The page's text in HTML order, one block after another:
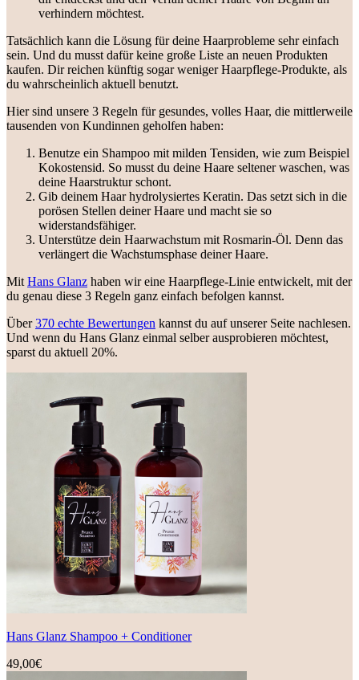
verhindern möchtest.
Tatsächlich kann die Lösung für deine Haarprobleme sehr einfach
sein. Und du musst dafür keine große Liste an neuen Produkten
kaufen. Dir reichen künftig sogar weniger Haarpflege-Produkte, als
du wahrscheinlich aktuell benutzt.
Hier sind unsere 3 Regeln für gesundes, volles Haar, die mittlerweile
tausenden von Kundinnen geholfen haben:
Benutze ein Shampoo mit milden Tensiden, wie zum Beispiel
Kokostensid. So musst du deine Haare seltener waschen, was
deine Haarstruktur schont.
Gib deinem Haar hydrolysiertes Keratin. Das setzt sich in die
porösen Stellen deiner Haare und macht sie so
widerstandsfähiger.
Unterstütze dein Haarwachstum mit Rosmarin-Öl. Denn das
verlängert die Wachstumsphase deiner Haare.
Mit Hans Glanz haben wir eine Haarpflege-Linie entwickelt, mit der
du genau diese 3 Regeln ganz einfach befolgen kannst.
Über370 echte Bewertungen kannst du auf unserer Seite nachlesen.
Und wenn du Hans Glanz einmal selber ausprobieren möchtest,
sparst du aktuell 20%.
Hans Glanz Shampoo + Conditioner
49,00€